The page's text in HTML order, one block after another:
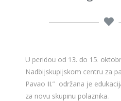
U peridou od 13. do 15.
Nadbijskupijskom centru za
Pavao II.” održana je
za novu skupinu polaznika.